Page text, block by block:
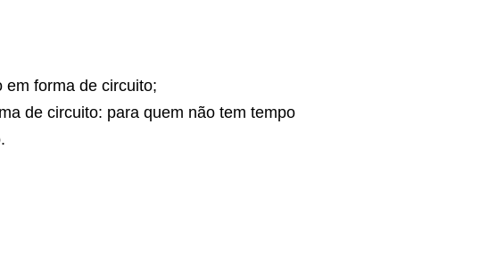
em forma de circuito;
de circuito: para quem não tem tempo